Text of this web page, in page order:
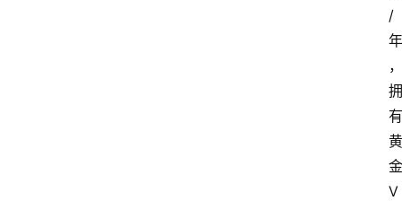
/
年
，
拥
有
黄
金
V